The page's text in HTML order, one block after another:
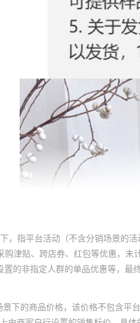
下，指平台活动（不含分销场景的
津贴、跨店券、红包等优惠，
的非指定人群的单品优惠等，最
下的商品价格，该价格不包含平